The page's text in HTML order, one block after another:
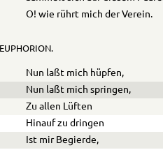
O! wie rührt mich der Verein.
EUPHORION.
Nun laßt mich hüpfen,
Nun laßt mich springen,
Zu allen Lüften
Hinauf zu dringen
Ist mir Begierde,